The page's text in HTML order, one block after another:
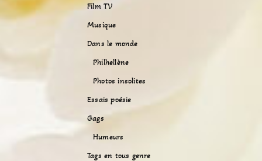
Film TV
Musique
Dans le monde
Philhellène
Photos insolites
Essais poésie
Gags
Humeurs
Tags en tous genre